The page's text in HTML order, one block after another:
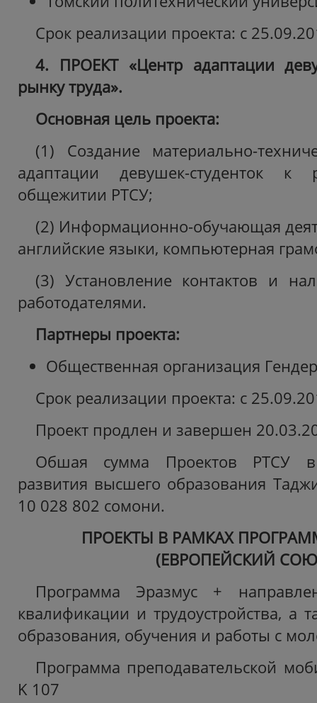
Срок реализации проекта: с
4. ПРОЕКТ «Центр адаптации
рынку труда».
Основная цель проекта:
(1) Создание материально-
адаптации девушек-студенток
общежитии РТСУ;
(2) Информационно-обучающая
английские языки, компьютерная
(3) Установление контактов и
работодателями.
Партнеры проекта:
Общественная организация
Срок реализации проекта: с
Проект продлен и завершен
Обшая сумма Проектов РТСУ в
развития высшего образования
10 028 802 сомони.
ПРОЕКТЫ В РАМКАХ
(ЕВРОПЕЙСКИЙ
Программа Эразмус +
квалификации и трудоустройства, а
образования, обучения и работы с
Программа преподавательской
K 107